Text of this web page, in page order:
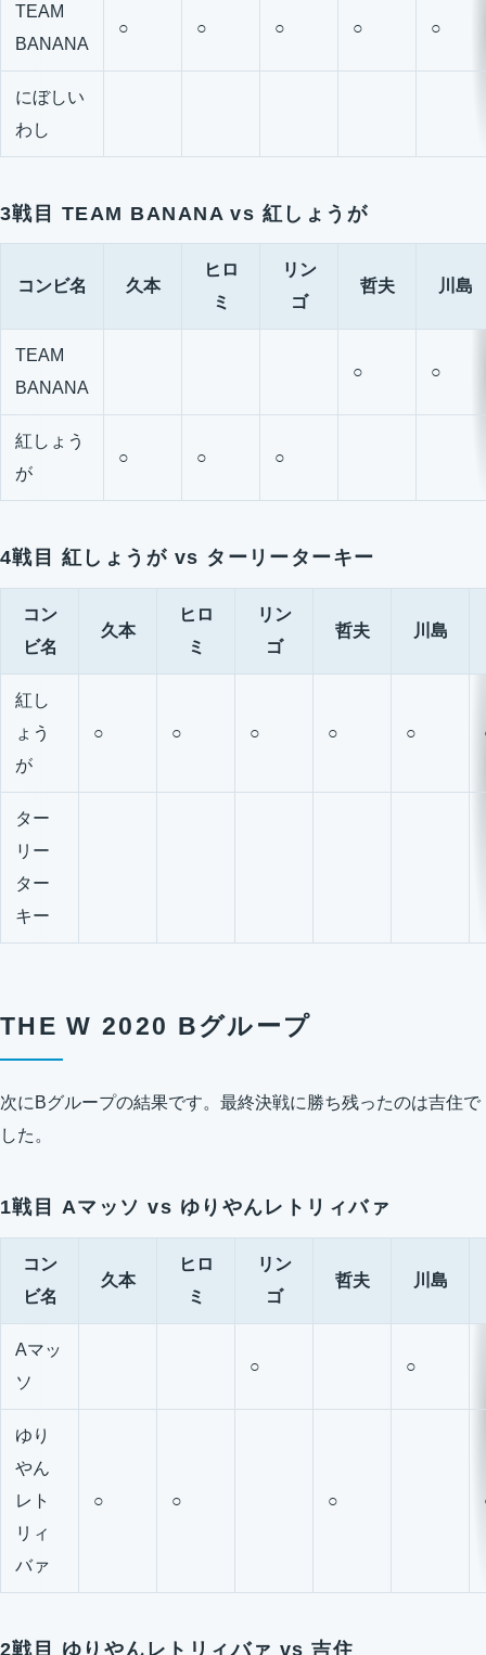
TEAM
BANANA
○ ○ ○ ○ ○
にぼしい
わし
3戦目 TEAM BANANA vs 紅しょうが
コンビ名 久本
ヒロ
ミ
リン
ゴ
哲夫 川島
TEAM
BANANA
○ ○
紅しょう
が
○ ○ ○
4戦目 紅しょうが vs ターリーターキー
コン
ビ名
久本
ヒロ
ミ
リン
ゴ
哲夫 川島
紅し
ょう
が
○ ○ ○ ○ ○
ター
リー
ター
キー
THE W 2020 Bグループ
次にBグループの結果です。最終決戦に勝ち残ったのは吉住で
した。
1戦目 Aマッソ vs ゆりやんレトリィバァ
コン
ビ名
久本
ヒロ
ミ
リン
ゴ
哲夫 川島
Aマッ
ソ
○ ○
ゆり
やん
レト
リィ
バァ
○ ○ ○
2戦目 ゆりやんレトリィバァ vs 吉住